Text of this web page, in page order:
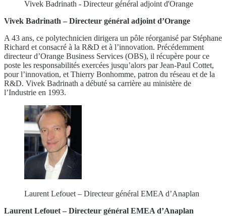
Vivek Badrinath - Directeur général adjoint d'Orange
Vivek Badrinath – Directeur général adjoint d’Orange
A 43 ans, ce polytechnicien dirigera un pôle réorganisé par Stéphane
Richard et consacré à la R&D et à l’innovation. Précédemment
directeur d’Orange Business Services (OBS), il récupère pour ce
poste les responsabilités exercées jusqu’alors par Jean-Paul Cottet,
pour l’innovation, et Thierry Bonhomme, patron du réseau et de la
R&D. Vivek Badrinath a débuté sa carrière au ministère de
l’Industrie en 1993.
Laurent Lefouet – Directeur général EMEA d’Anaplan
Laurent Lefouet – Directeur général EMEA d’Anaplan